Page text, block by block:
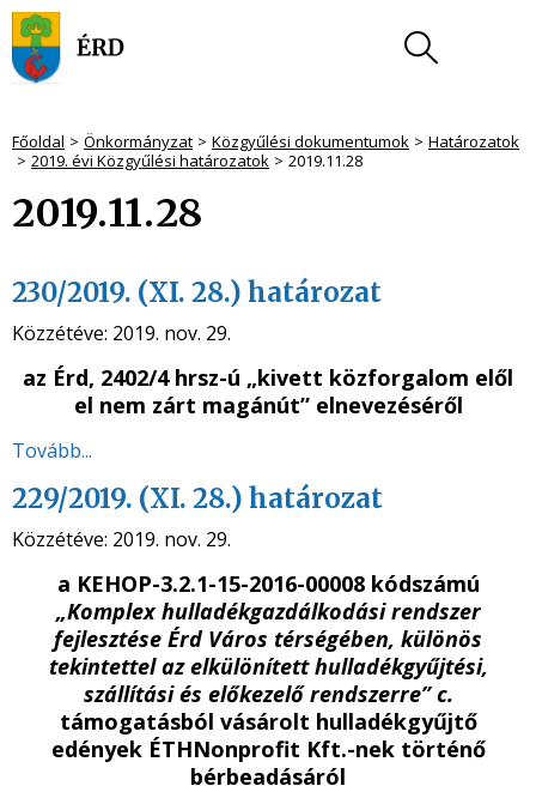
Főoldal Önkormányzat Közgyűlési dokumentumok
Határozatok
2019. évi Közgyűlési határozatok
2019.11.28
2019.11.28
230/2019. (XI. 28.) határozat
Közzétéve: 2019. nov. 29.
az Érd, 2402/4 hrsz-ú „kivett közforgalom elől
el nem zárt magánút” elnevezéséről
Tovább...
229/2019. (XI. 28.) határozat
Közzétéve: 2019. nov. 29.
a KEHOP-3.2.1-15-2016-00008 kódszámú
„Komplex hulladékgazdálkodási rendszer
fejlesztése Érd Város térségében, különös
tekintettel az elkülönített hulladékgyűjtési,
szállítási és előkezelő rendszerre” c.
támogatásból vásárolt hulladékgyűjtő
edények ÉTHNonprofit Kft.-nektörténő
bérbeadásáról